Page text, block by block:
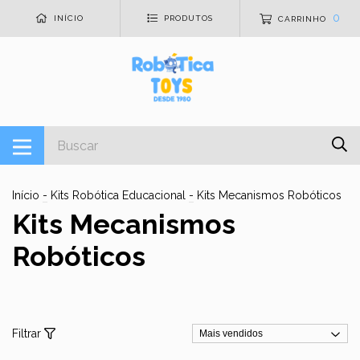
INÍCIO PRODUTOS CARRINHO 0
Início - Kits Robótica Educacional - Kits Mecanismos Robóticos
Kits Mecanismos
Robóticos
Filtrar